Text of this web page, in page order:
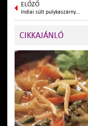
ELŐZŐ
Indiai sült pulykaszárny...
CIKKAJÁNLÓ